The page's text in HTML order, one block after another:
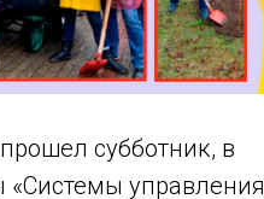
субботник, в
«Системы управления